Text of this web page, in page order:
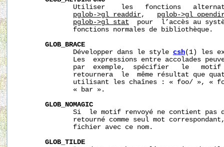
Utiliser    les   fonctions
pglob->gl_readdir, pglob-
pglob->gl_stat
pour  l’accès au
              fonctions normales de bibliothèque.
GLOB_BRACE
              Développer dans le style
csh(1) les
Les  expressions entre accolades
par  exemple,  spécifier   le
retournera  le  même résultat que
utilisant les chaînes : « foo/ », «
              « bar ».
GLOB_NOMAGIC
Si  le motif renvoyé ne contient pas
retourné comme seul mot
              fichier avec ce nom.
GLOB_TILDE